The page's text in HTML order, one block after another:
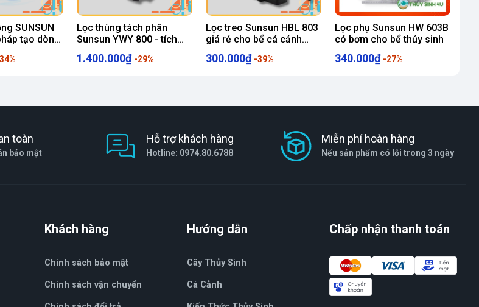
SUNSUN
tạo dòng
Lọc thùng tách phân
Sunsun YWY 800 - tích
hợp tách phân, xả đáy
1.400.000₫ -29%
Lọc treo Sunsun HBL 803
giá rẻ cho bể cá cảnh
300.000₫ -39%
Lọc phụ Sunsun HW 603B
có bơm cho bể thủy sinh
340.000₫ -27%
toàn
bảo mật
Hỗ trợ khách hàng
Hotline: 0974.80.6788
Miễn phí hoàn hàng
Nếu sản phẩm có lỗi trong 3 ngày
Khách hàng
Chính sách bảo mật
Chính sách vận chuyển
Hướng dẫn
Cây Thủy Sinh
Cá Cảnh
Chấp nhận thanh toán